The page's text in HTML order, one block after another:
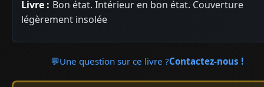
Livre : Bon état. Intérieur en bon état. Couverture
légèrement insolée
💬Une question sur ce livre ?Contactez-nous !